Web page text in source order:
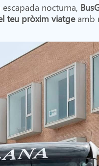
nocturna,
teu pròxim viatgeamb